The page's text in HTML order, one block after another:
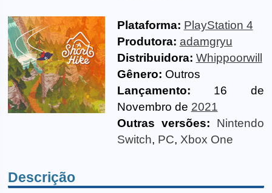
Plataforma: PlayStation 4
Produtora: adamgryu
Distribuidora: Whippoorwill
Gênero: Outros
Lançamento: 16 de
Novembro de 2021
Outras versões:
Nintendo
Switch, PC, Xbox One
Descrição